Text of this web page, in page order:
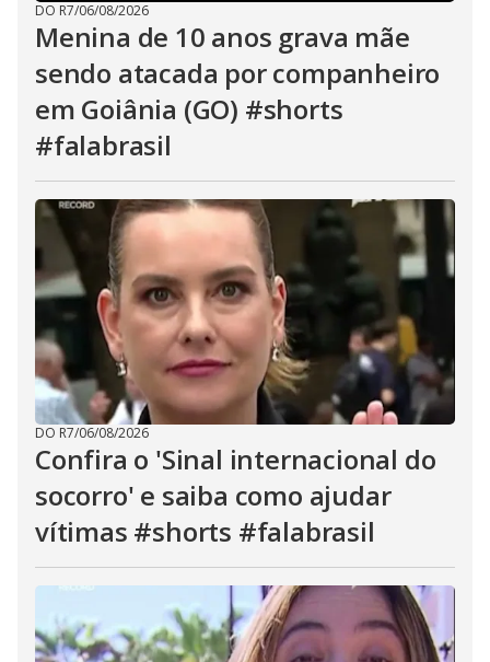
DO R7/06/08/2026
Menina de 10 anos grava mãe
sendo atacada por companheiro
em Goiânia (GO) #shorts
#falabrasil
DO R7/06/08/2026
Confira o 'Sinal internacional do
socorro' e saiba como ajudar
vítimas #shorts #falabrasil